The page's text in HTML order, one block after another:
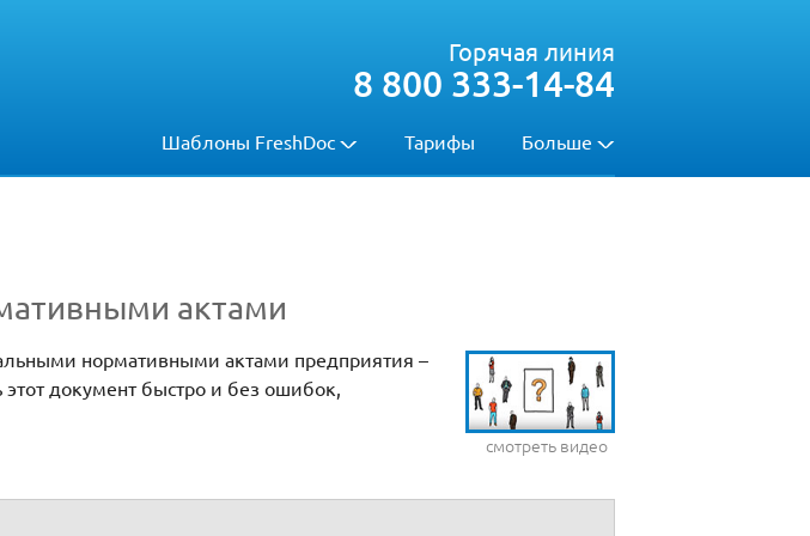
Шаблоны FreshDoc Тарифы Больше
Горячая линия
8 800 333-14-84
актами
смотреть видео
нормативными актами предприятия –
документ быстро и без ошибок,